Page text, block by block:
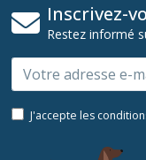
Inscrivez-
Restez informé
Email
J'accepte les